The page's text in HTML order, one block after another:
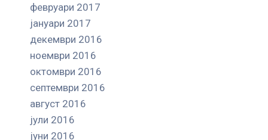
февруари 2017
јануари 2017
декември 2016
ноември 2016
октомври 2016
септември 2016
август 2016
јули 2016
јуни 2016